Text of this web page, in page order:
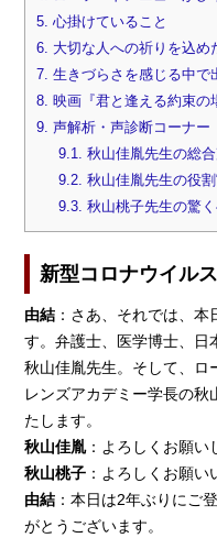
5. 心掛けていること
6. 大切な人への祈りを込め
7. 生きづらさを感じる中で
8. 映画『君と逢える約束の
9. 声解析・声診断コーナー
9.1.
秋山佳胤先生の総
9.2. 秋山佳胤先生の役
9.3. 秋山桃子先生の驚
新型コロナウイル
由結 ：さあ、それでは、
す。弁護士、医学博士、日
秋山佳胤先生。そして、ロ
レンズアカデミー学長の
たします。
秋山佳胤：よろしくお願い
秋山桃子 ：よろしくお願い
由結 ：本日は2年ぶりにご
がとうございます。